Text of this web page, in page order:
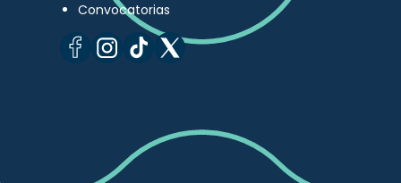
Convocatorias